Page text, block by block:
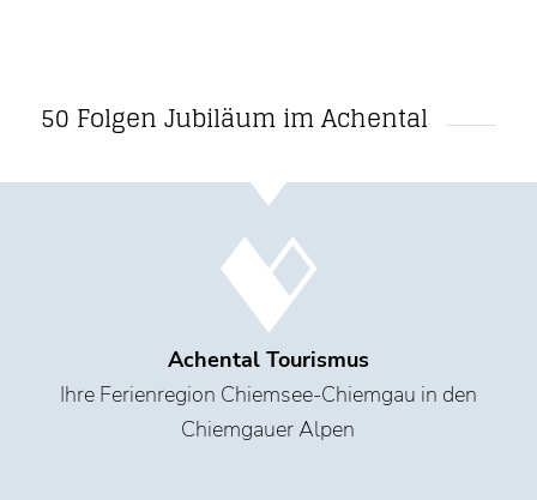
50 Folgen Jubiläum im Achental
Achental Tourismus
Ihre Ferienregion Chiemsee-Chiemgau in den
Chiemgauer Alpen